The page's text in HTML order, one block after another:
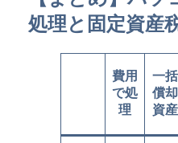
処理と固定資産
費用
で処
理
一括
償却
資産